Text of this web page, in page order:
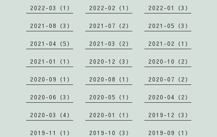
2022-03（1） 2022-02（1） 2022-01（3）
2021-08（3） 2021-07（2） 2021-05（3）
2021-04（5） 2021-03（2） 2021-02（1）
2021-01（1） 2020-12（3） 2020-10（2）
2020-09（1） 2020-08（1） 2020-07（2）
2020-06（3） 2020-05（1） 2020-04（2）
2020-03（4） 2020-01（1） 2019-12（3）
2019-11（1） 2019-10（3） 2019-09（1）